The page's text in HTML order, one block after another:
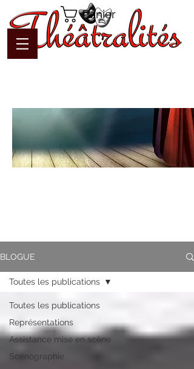
Panier
BLOGUE
Toutes les publications
Représentations
Assistance mise en scène
Scénographie
Toutes les publications